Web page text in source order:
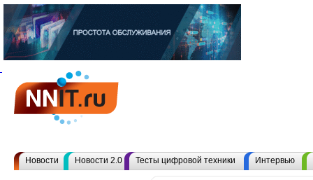
Новости Новости 2.0 Тесты цифровой техники Интервью